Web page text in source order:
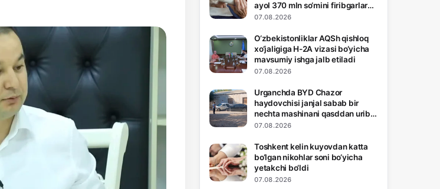
ayol 370 mln so‘mini firibgarlarga
topshirib qo‘yishiga bir bahoya
07.08.2026
O‘zbekistonliklar AQSh qishloq
xo‘jaligiga H-2A vizasi bo‘yicha
mavsumiy ishga jalb etiladi
07.08.2026
Urganchda BYD Chazor
haydovchisi janjal sabab bir
nechta mashinani qasddan urib
pachoqladi
07.08.2026
Toshkent kelin kuyovdan katta
bo‘lgan nikohlar soni bo‘yicha
yetakchi bo‘ldi
07.08.2026